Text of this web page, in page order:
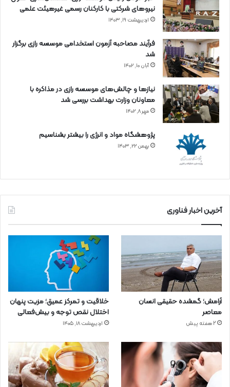
نیروهای شرکتی با کارکنان رسمی غیرهیئت علمی
اردیبهشت ۱۹, ۱۴۰۳
فرآیند مصاحبه آزمون استخدامی موسسه رازی برگزار
شد
آبان ۱۰, ۱۴۰۲
نیازها و چالش‌های موسسه رازی در مذاکره با
معاونان وزارت بهداشت بررسی شد
مهر ۸, ۱۴۰۲
پژوهشگاه مواد و انرژی را بیشتر بشناسیم
بهمن ۲۲, ۱۴۰۳
آخرین اخبار فناوری
آرامش؛ گمشده حقیقی انسان
معاصر
2 هفته پیش
خلاقیت و تمرکز عمیق؛ مزیت پنهان
اختلال نقص توجه و بیش‌فعالی
اردیبهشت ۱۸, ۱۴۰۵